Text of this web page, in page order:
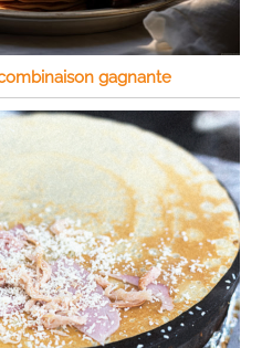
gagnante